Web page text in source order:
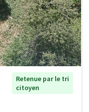
Retenue par le tri
citoyen